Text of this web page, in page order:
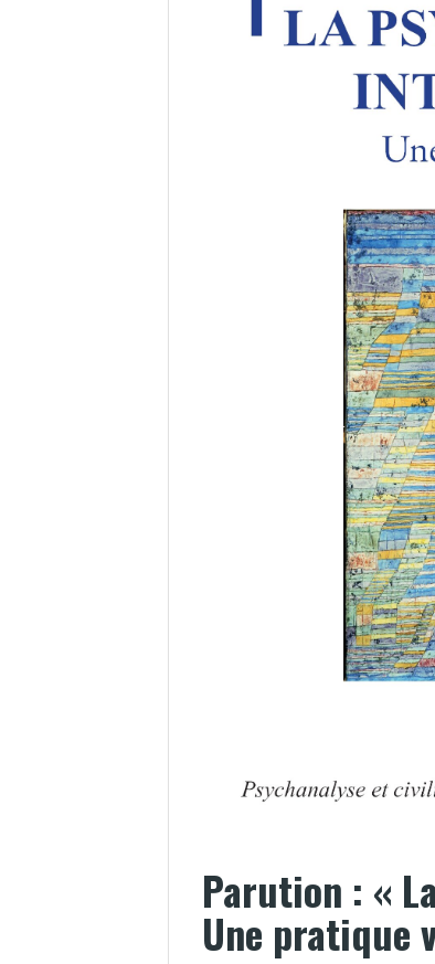
Parution : «
Une pratique